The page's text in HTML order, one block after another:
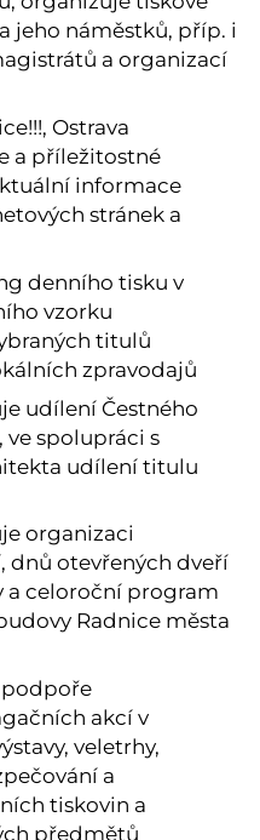
jeho náměstků, příp. i
a organizací
Ostrava
a příležitostné
informace
stránek a
denního tisku v
vzorku
titulů
zpravodajů
udílení Čestného
ve spolupráci s
udílení titulu
organizaci
dnů otevřených dveří
a celoroční program
Radnice města
podpoře
akcí v
veletrhy,
a
tiskovin a
předmětů